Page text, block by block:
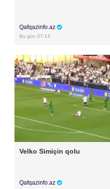
Qafqazinfo.az
Bu gün 07:14
Velko Simiçin qolu
Qafqazinfo.az